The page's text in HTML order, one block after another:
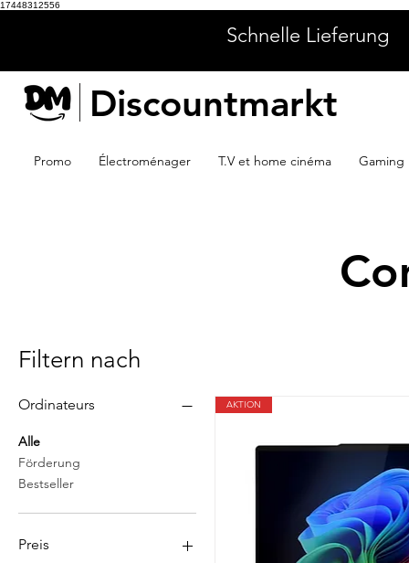
17448312556
Schnelle Lieferung
Discountmarkt
Promo Électroménager T.V et home cinéma Gaming
Filtern nach
Ordinateurs
Alle
Förderung
Bestseller
Preis
AKTION